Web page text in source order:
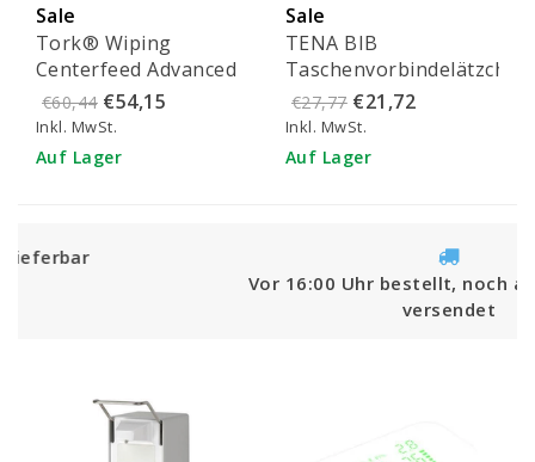
Sale
Tork® Wiping
Centerfeed Advanced
Putzpapier
24,5cmx275m - 100134
€60,44 €54,15
Inkl. MwSt.
Auf Lager
Sale
TENA BIB
Taschenvorbindelätzchen
M/L weiß (150 Stück) -
720610
€27,77 €21,72
Inkl. MwSt.
Auf Lager
Vor 16:00 Uhr bestellt, noch am selben Tag